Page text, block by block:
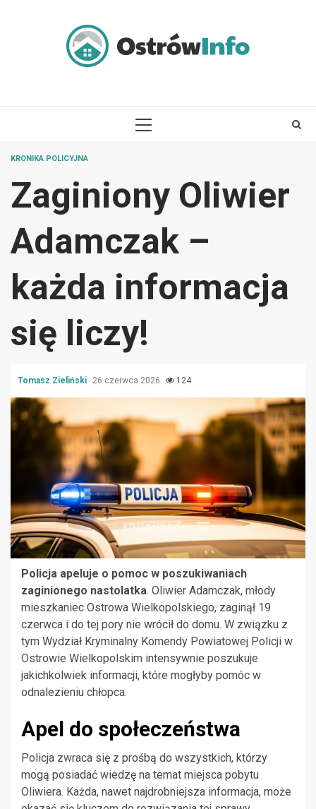
PRIMARY
KRONIKA POLICYJNA
Zaginiony Oliwier
Adamczak –
każda informacja
się liczy!
Tomasz Zieliński 26 czerwca 2026 124
Policja apeluje o pomoc w poszukiwaniach
zaginionego nastolatka. Oliwier Adamczak, młody
mieszkaniec Ostrowa Wielkopolskiego, zaginął 19
czerwca i do tej pory nie wrócił do domu. W związku z
tym Wydział Kryminalny Komendy Powiatowej Policji w
Ostrowie Wielkopolskim intensywnie poszukuje
jakichkolwiek informacji, które mogłyby pomóc w
odnalezieniu chłopca.
Apel do społeczeństwa
Policja zwraca się z prośbą do wszystkich, którzy
mogą posiadać wiedzę na temat miejsca pobytu
Oliwiera. Każda, nawet najdrobniejsza informacja, może